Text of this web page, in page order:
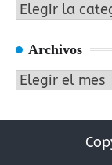
Categorías
Archivos
Archivos